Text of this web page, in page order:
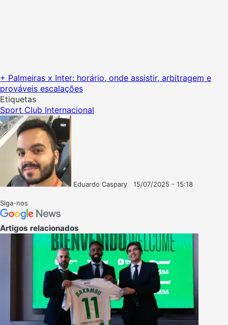
+ Palmeiras x Inter: horário, onde assistir, arbitragem e
prováveis escalações
Etiquetas
Sport Club Internacional
Eduardo Caspary
15/07/2025 - 15:18
Siga-nos
Artigos relacionados